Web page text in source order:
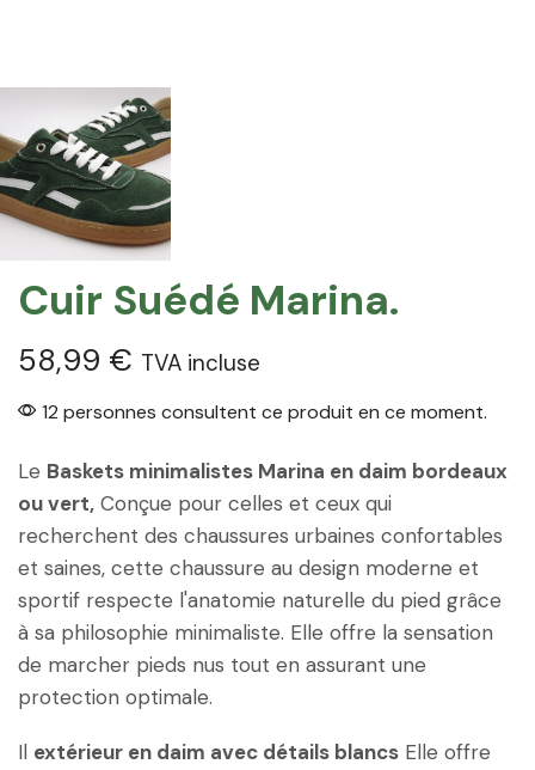
Cuir Suédé Marina.
58,99 € TVA incluse
12 personnes consultent ce produit en ce moment.
Le Baskets minimalistes Marina en daim bordeaux
ou vert, Conçue pour celles et ceux qui
recherchent des chaussures urbaines confortables
et saines, cette chaussure au design moderne et
sportif respecte l'anatomie naturelle du pied grâce
à sa philosophie minimaliste. Elle offre la sensation
de marcher pieds nus tout en assurant une
protection optimale.
Il extérieur en daim avec détails blancs Elle offre